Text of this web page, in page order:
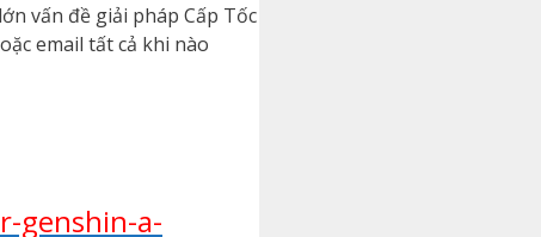
vấn đề giải pháp Cấp Tốc
email tất cả khi nào
genshin-a-